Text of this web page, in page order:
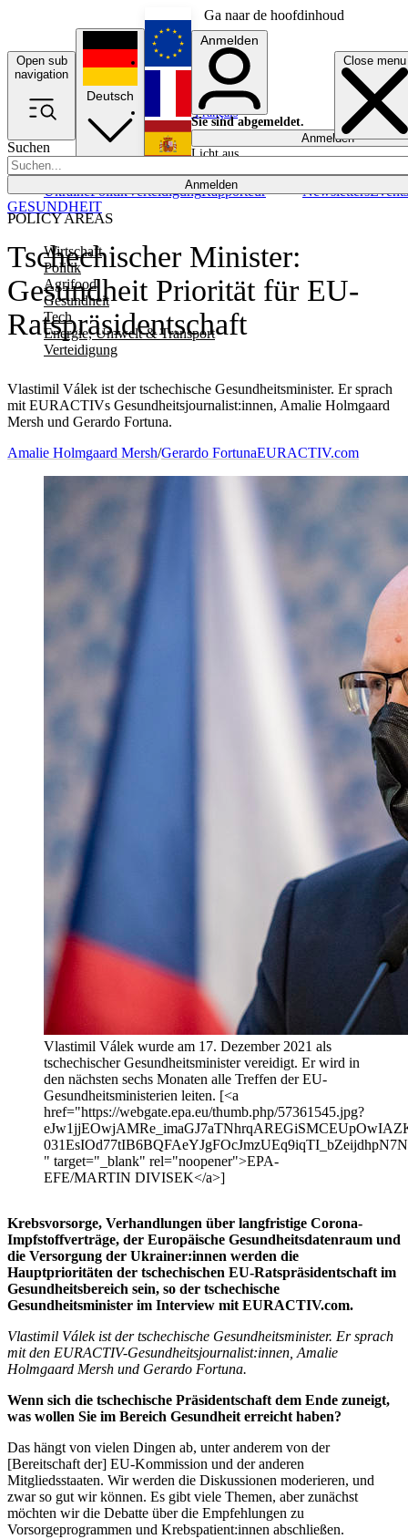
Ga naar de hoofdinhoud
Open sub
navigation
Close menu
Suchen
Anmelden
POLICY AREAS
Wirtschaft
Politik
Agrifood
Gesundheit
Tech
Energie, Umwelt & Transport
Verteidigung
UkrainePolitikVerteidigungRapporteur NewslettersEvents
Deutsch
English
Français
Anmelden
Sie sind abgemeldet.
Anmelden
Licht aus
Tschechischer Minister:
Gesundheit Priorität für EU-
Ratspräsidentschaft
Vlastimil Válek ist der tschechische Gesundheitsminister. Er sprach
mit EURACTIVs Gesundheitsjournalist:innen, Amalie Holmgaard
Mersh und Gerardo Fortuna.
GESUNDHEIT
Amalie Holmgaard Mersh/Gerardo FortunaEURACTIV.com
Vlastimil Válek wurde am 17. Dezember 2021 als
tschechischer Gesundheitsminister vereidigt. Er wird in
den nächsten sechs Monaten alle Treffen der EU-
Gesundheitsministerien leiten. [<a
href="https://webgate.epa.eu/thumb.php/57361545.jpg?
" target="_blank" rel="noopener">EPA-
EFE/MARTIN DIVISEK</a>]
Krebsvorsorge, Verhandlungen über langfristige Corona-
Impfstoffverträge, der Europäische Gesundheitsdatenraum und
die Versorgung der Ukrainer:innen werden die
Hauptprioritäten der tschechischen EU-Ratspräsidentschaft im
Gesundheitsbereich sein, so der tschechische
Gesundheitsminister im Interview mit EURACTIV.com.
Vlastimil Válek ist der tschechische Gesundheitsminister. Er sprach
mit den EURACTIV-Gesundheitsjournalist:innen, Amalie
Holmgaard Mersh und Gerardo Fortuna.
Wenn sich die tschechische Präsidentschaft dem Ende zuneigt,
was wollen Sie im Bereich Gesundheit erreicht haben?
Das hängt von vielen Dingen ab, unter anderem von der
[Bereitschaft der] EU-Kommission und der anderen
Mitgliedsstaaten. Wir werden die Diskussionen moderieren, und
zwar so gut wir können. Es gibt viele Themen, aber zunächst
möchten wir die Debatte über die Empfehlungen zu
Vorsorgeprogrammen und Krebspatient:innen abschließen.